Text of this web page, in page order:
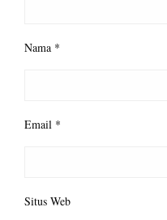
Nama *
Email *
Situs Web